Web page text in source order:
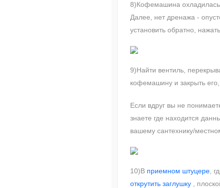
8)Кофемашина
Далее, нет дренажа -
установить обратно,
9)Найти вентиль,
кофемашину и закрыть
Если вдруг вы не
знаете где находится
вашему сантехнику/
10)В приемном штуцере ,
открутить заглушку ,